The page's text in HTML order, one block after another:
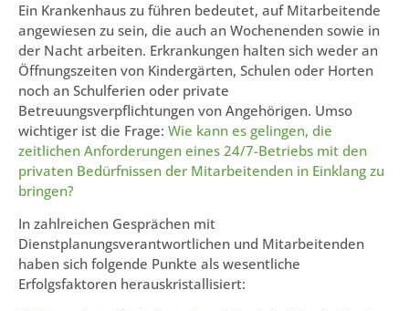
Ein Krankenhaus zu führen bedeutet, auf Mitarbeitende
angewiesen zu sein, die auch an Wochenenden sowie in
der Nacht arbeiten. Erkrankungen halten sich weder an
Öffnungszeiten von Kindergärten, Schulen oder Horten
noch an Schulferien oder private
Betreuungsverpflichtungen von Angehörigen. Umso
wichtiger ist die Frage: Wie kann es gelingen, die
zeitlichen Anforderungen eines 24/7-Betriebs mit den
privaten Bedürfnissen der Mitarbeitenden in Einklang zu
bringen?
In zahlreichen Gesprächen mit
Dienstplanungsverantwortlichen und Mitarbeitenden
haben sich folgende Punkte als wesentliche
Erfolgsfaktoren herauskristallisiert: